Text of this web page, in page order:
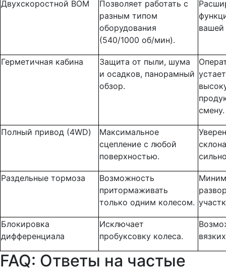
Двухскоростной ВОМ
Позволяет работать с
разным типом
оборудования
(540/1000 об/мин).
вашей
Герметичная кабина
Защита от пыли, шума
и осадков, панорамный
обзор.
смену.
Полный привод (4WD)
Максимальное
сцепление с любой
поверхностью.
Раздельные тормоза
Возможность
притормаживать
только одним колесом.
Блокировка
дифференциала
Исключает
пробуксовку колеса.
FAQ: Ответы на частые